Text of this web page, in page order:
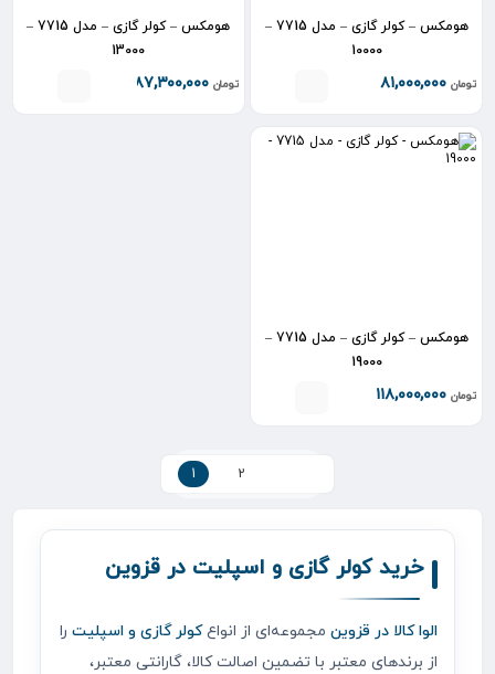
هومکس – کولر گازی – مدل 7715 –
10000
تومان ۸۱,۰۰۰,۰۰۰
هومکس – کولر گازی – مدل 7715 –
13000
تومان ۸۷,۳۰۰,۰۰۰
هومکس – کولر گازی – مدل 7715 –
19000
تومان ۱۱۸,۰۰۰,۰۰۰
1 2
خرید کولر گازی و اسپلیت در قزوین
الوا کالا در قزوین مجموعه‌ای از انواعکولر گازی و اسپلیت را
از برندهای معتبر با تضمین اصالت کالا، گارانتی معتبر،